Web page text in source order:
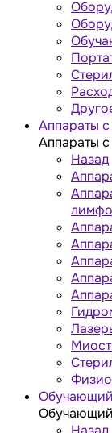
Аппараты
Аппараты
Назад